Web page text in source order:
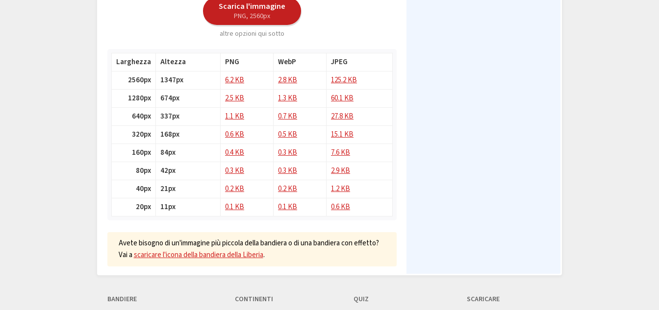
Scarica l'immagine
PNG, 2560px
altre opzioni qui sotto
Larghezza Altezza PNG WebP
JPEG
2560px
1347px 6.2 KB 2.8 KB
125.2 KB
1280px
674px 2.5 KB 1.3 KB
60.1 KB
640px
337px 1.1 KB 0.7 KB
27.8 KB
320px
168px 0.6 KB 0.5 KB
15.1 KB
160px
84px 0.4 KB 0.3 KB
7.6 KB
80px
42px 0.3 KB 0.3 KB
2.9 KB
40px
21px 0.2 KB 0.2 KB
1.2 KB
20px
11px 0.1 KB 0.1 KB 0.6 KB
Avete bisogno di un'immagine più piccola della bandiera o di una bandiera con effetto?
Vai ascaricare l'icona della bandiera della Liberia.
BANDIERE CONTINENTI QUIZ SCARICARE